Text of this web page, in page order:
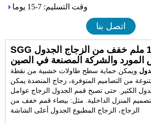
وقت التسليم: 7-15 يوما
اتصل بنا
SGG مستطيلة 15 ملم خفف من الزجاج الجدول
المورد والشركة المصنعة في الصين
ويمكن حماية سطح طاولات خشبية من نقطة
من التصاميم المتوفرة، زجاج المنضدة يمكن
الكثير. حتى تصبح قمم الجدول الزجاج عوامل
المنزل الداخلية. مثل: بيضاء قمم خفف من
الزجاج، الزجاج المطبوع الجدول أعلى الشاشة